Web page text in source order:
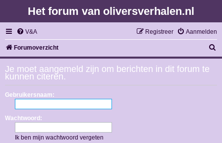
Het forum van oliversverhalen.nl
V&A Aanmelden
Registreer
Forumoverzicht
o
k
Je moet aangemeld zijn om berichten in dit forum te
kunnen citeren.
Gebruikersnaam:
Wachtwoord:
Ik ben mijn wachtwoord vergeten